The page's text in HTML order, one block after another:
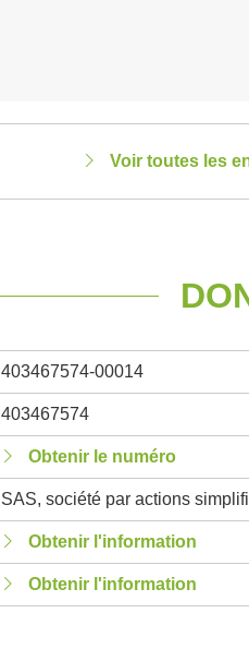
Voir toutes les
403467574-00014
403467574
Obtenir le numéro
SAS, société par actions
Obtenir l'information
Obtenir l'information